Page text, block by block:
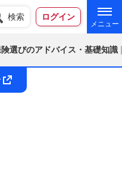
検索 ログイン
選びのアドバイス・基礎知識